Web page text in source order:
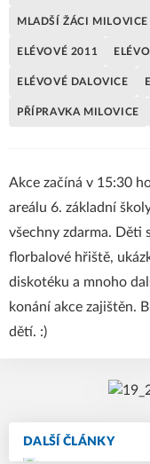
DALŠÍ ČLÁNKY
MLADŠÍ ŽÁCI MILOVICE
ELÉVOVÉ 2011
ELÉVOVÉ DALOVICE
PŘÍPRAVKA MILOVICE
Akce začíná v 15:30
areálu 6. základní
všechny zdarma. Děti
florbalové hřiště,
diskotéku a mnoho
konání akce zajištěn.
dětí. :)